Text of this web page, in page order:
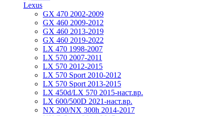
Lexus
GX 470 2002-2009
GX 460 2009-2012
GX 460 2013-2019
GX 460 2019-2022
LX 470 1998-2007
LX 570 2007-2011
LX 570 2012-2015
LX 570 Sport 2010-2012
LX 570 Sport 2013-2015
LX 450d/LX 570 2015-наст.вр.
LX 600/500D 2021-наст.вр.
NX 200/NX 300h 2014-2017